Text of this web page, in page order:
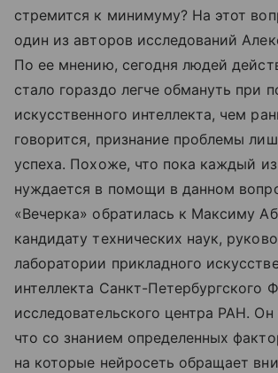
стремится к минимуму? На этот
один из авторов исследований
По ее мнению, сегодня людей
стало гораздо легче обмануть при
искусственного интеллекта, чем
говорится, признание проблемы
успеха. Похоже, что пока каждый
нуждается в помощи в данном
«Вечерка» обратилась к Максиму
кандидату технических наук,
лаборатории прикладного
интеллекта Санкт-Петербургского
исследовательского центра РАН.
что со знанием определенных
на которые нейросеть обращает